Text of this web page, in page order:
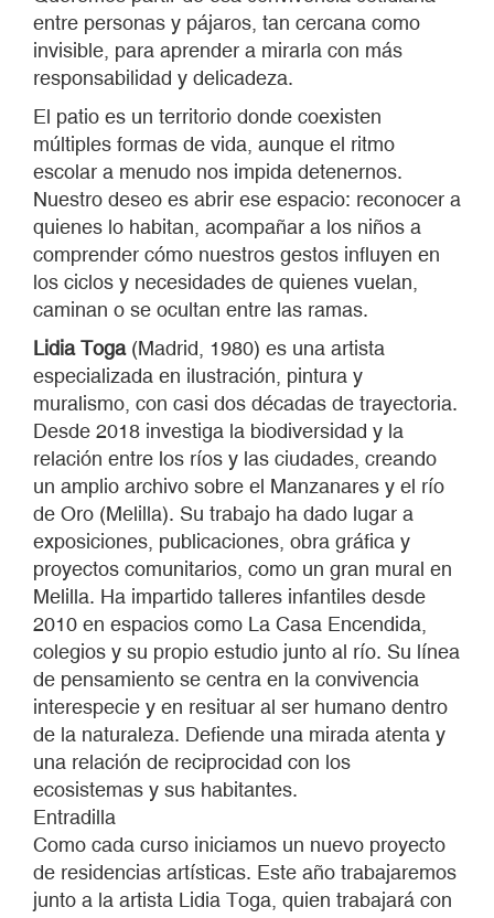
entre personas y pájaros, tan cercana como
invisible, para aprender a mirarla con más
responsabilidad y delicadeza.
El patio es un territorio donde coexisten
múltiples formas de vida, aunque el ritmo
escolar a menudo nos impida detenernos.
Nuestro deseo es abrir ese espacio: reconocer a
quienes lo habitan, acompañar a los niños a
comprender cómo nuestros gestos influyen en
los ciclos y necesidades de quienes vuelan,
caminan o se ocultan entre las ramas.
Lidia Toga(Madrid, 1980) es una artista
especializada en ilustración, pintura y
muralismo, con casi dos décadas de trayectoria.
Desde 2018 investiga la biodiversidad y la
relación entre los ríos y las ciudades, creando
un amplio archivo sobre el Manzanares y el río
de Oro (Melilla). Su trabajo ha dado lugar a
exposiciones, publicaciones, obra gráfica y
proyectos comunitarios, como un gran mural en
Melilla. Ha impartido talleres infantiles desde
2010 en espacios como La Casa Encendida,
colegios y su propio estudio junto al río. Su línea
de pensamiento se centra en la convivencia
interespecie y en resituar al ser humano dentro
de la naturaleza. Defiende una mirada atenta y
una relación de reciprocidad con los
ecosistemas y sus habitantes.
Entradilla
Como cada curso iniciamos un nuevo proyecto
de residencias artísticas. Este año trabajaremos
junto a la artista Lidia Toga, quien trabajará con